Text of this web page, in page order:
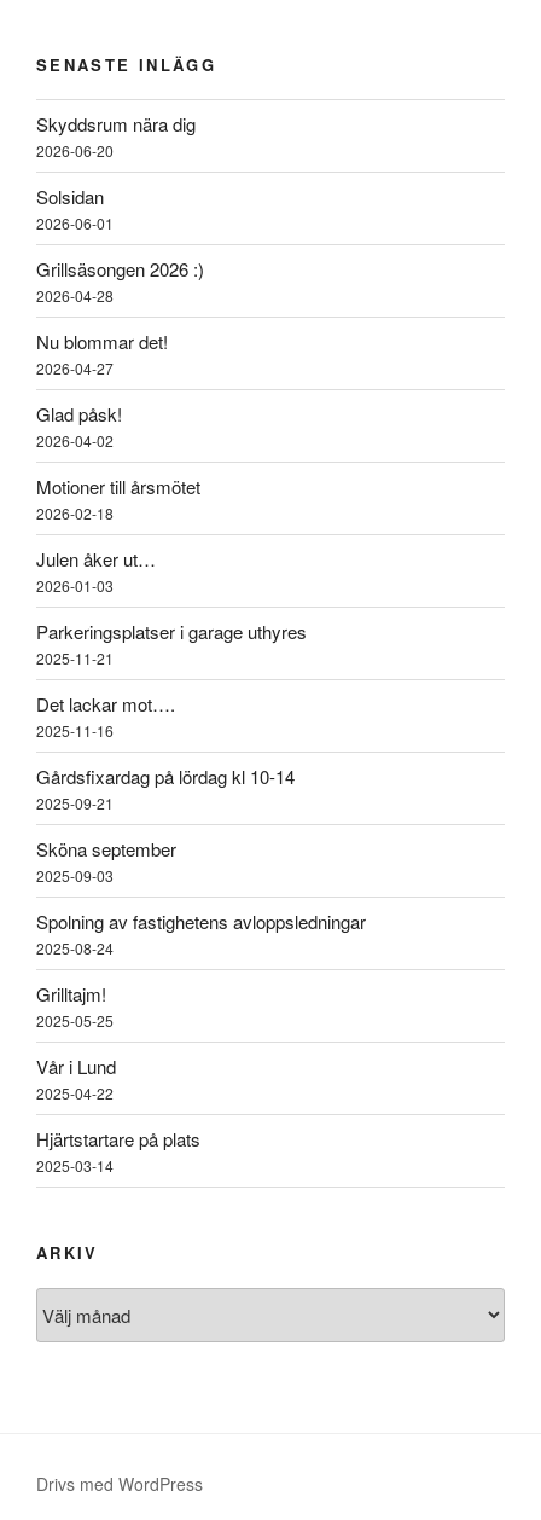
SENASTE INLÄGG
Skyddsrum nära dig
2026-06-20
Solsidan
2026-06-01
Grillsäsongen 2026 :)
2026-04-28
Nu blommar det!
2026-04-27
Glad påsk!
2026-04-02
Motioner till årsmötet
2026-02-18
Julen åker ut…
2026-01-03
Parkeringsplatser i garage uthyres
2025-11-21
Det lackar mot….
2025-11-16
Gårdsfixardag på lördag kl 10-14
2025-09-21
Sköna september
2025-09-03
Spolning av fastighetens avloppsledningar
2025-08-24
Grilltajm!
2025-05-25
Vår i Lund
2025-04-22
Hjärtstartare på plats
2025-03-14
ARKIV
Drivs med WordPress